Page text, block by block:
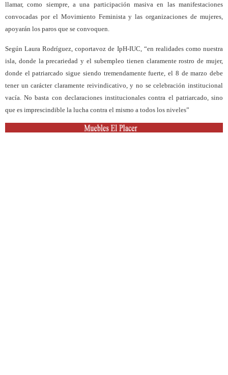
llamar, como siempre, a una participación masiva en las manifestaciones
convocadas por el Movimiento Feminista y las organizaciones de mujeres,
apoyarán los paros que se convoquen.
Según Laura Rodríguez, coportavoz de IpH-IUC, “en realidades como nuestra
isla, donde la precariedad y el subempleo tienen claramente rostro de mujer,
donde el patriarcado sigue siendo tremendamente fuerte, el 8 de marzo debe
tener un carácter claramente reivindicativo, y no se celebración institucional
vacía. No basta con declaraciones institucionales contra el patriarcado, sino
que es imprescindible la lucha contra el mismo a todos los niveles”